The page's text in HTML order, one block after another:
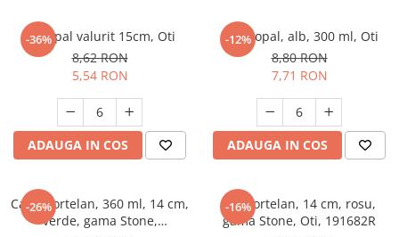
-36%
Bol opal valurit 15cm, Oti
8,62 RON
5,54 RON
ADAUGA IN COS
-12%
Cana opal, alb, 300 ml, Oti
8,80 RON
7,71 RON
ADAUGA IN COS
-26%
Cana portelan, 360 ml, 14 cm,
verde, gama Stone,
-16%
Bol portelan, 14 cm, rosu,
gama Stone, Oti, 191682R